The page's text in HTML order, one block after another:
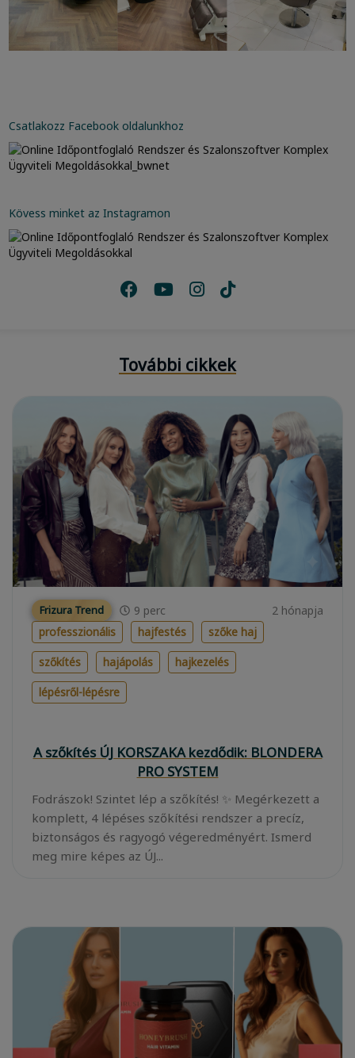
Csatlakozz Facebook oldalunkhoz
Kövess minket az Instagramon
További cikkek
Frizura Trend 9 perc
2 hónapja
professzionális
hajfestés
szőke haj
szőkítés
hajápolás
hajkezelés
lépésről-lépésre
A szőkítés ÚJ KORSZAKA kezdődik: BLONDERA
PRO SYSTEM
Fodrászok! Szintet lép a szőkítés! ✨ Megérkezett a
komplett, 4 lépéses szőkítési rendszer a precíz,
biztonságos és ragyogó végeredményért. Ismerd
meg mire képes az ÚJ...